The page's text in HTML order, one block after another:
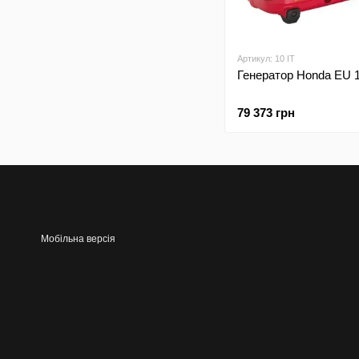
Артикул: 10 IT
Генератор Honda EU
79 373 грн
Мобільна версія